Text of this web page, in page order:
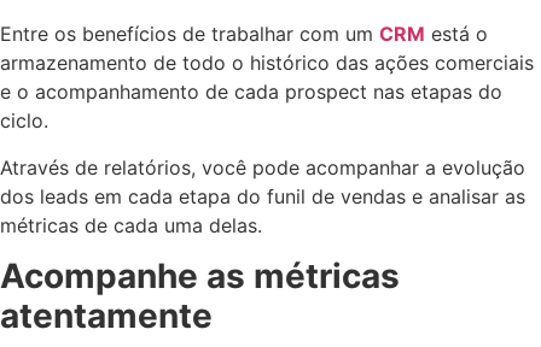
Entre os benefícios de trabalhar com um CRM está o
armazenamento de todo o histórico das ações comerciais
e o acompanhamento de cada prospect nas etapas do
ciclo.
Através de relatórios, você pode acompanhar a evolução
dos leads em cada etapa do funil de vendas e analisar as
métricas de cada uma delas.
Acompanhe as métricas
atentamente